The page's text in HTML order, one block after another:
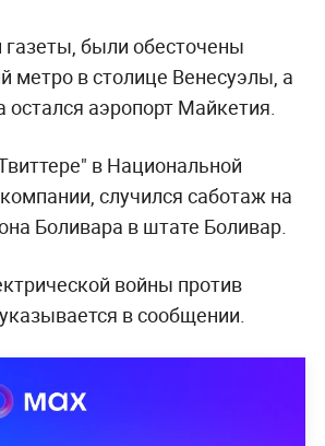
были обесточены
метро в столице Венесуэлы, а
остался аэропорт Майкетия.
в Национальной
случился саботаж на
Боливара в штате Боливар.
войны против
в сообщении.